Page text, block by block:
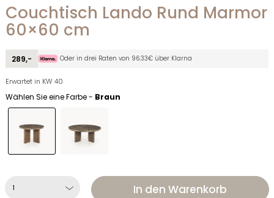
Couchtisch Lando Rund Marmor
60×60 cm
289,- Oder in drei Raten von 96.33€ über Klarna
Erwartet in KW 40
Wählen Sie eine Farbe - Braun
In den Warenkorb